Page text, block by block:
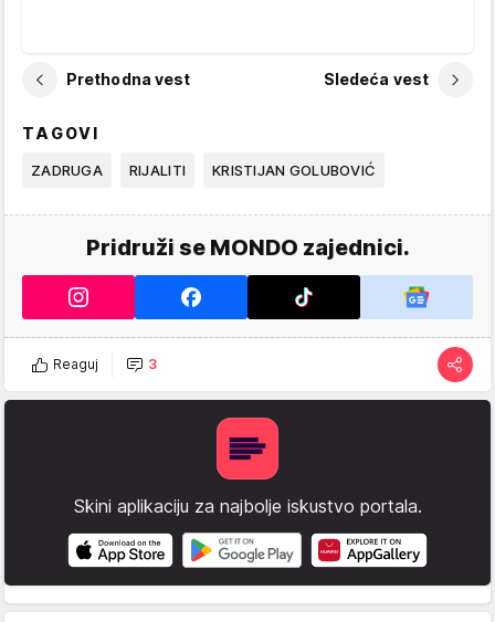
Prethodna vest Sledeća vest
TAGOVI
ZADRUGA RIJALITI KRISTIJAN GOLUBOVIĆ
Pridruži se MONDO zajednici.
Reaguj 3
Skini aplikaciju za najbolje iskustvo portala.